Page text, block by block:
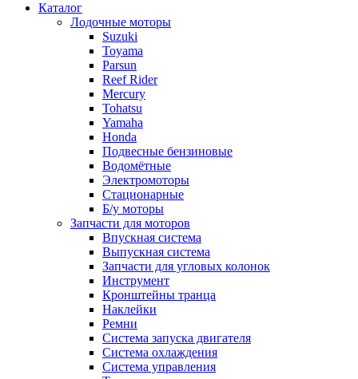
Каталог
Лодочные моторы
Suzuki
Toyama
Parsun
Reef Rider
Mercury
Tohatsu
Yamaha
Honda
Подвесные бензиновые
Водомётные
Электромоторы
Стационарные
Б/у моторы
Запчасти для моторов
Впускная система
Выпускная система
Запчасти для угловых колонок
Инструмент
Кронштейны транца
Наклейки
Ремни
Система запуска двигателя
Система охлаждения
Система управления